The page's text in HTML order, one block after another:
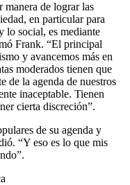
manera de lograr las
en particular para
lo social, es mediante
Frank. “El principal
y avancemos más en
moderados tienen que
de la agenda de nuestros
inaceptable. Tienen
cierta discreción”.
de su agenda y
“Y eso es lo que mis